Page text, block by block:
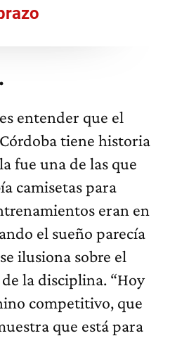
entender que el
tiene historia
fue una de las que
camisetas para
eran en
el sueño parecía
ilusiona sobre el
la disciplina. “Hoy
competitivo, que
que está para